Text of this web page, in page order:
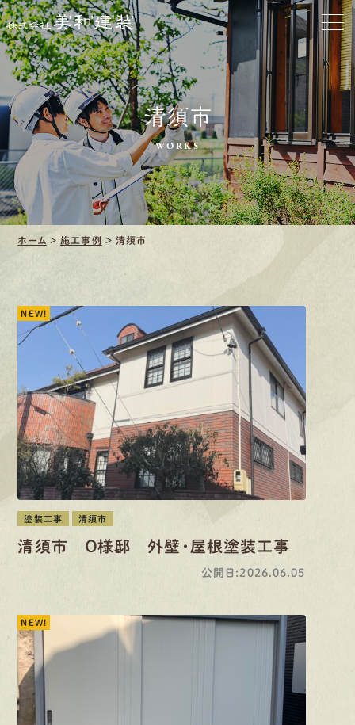
会社をきれいに
クリーニング
施工事例
口コミ・レビュー紹介
会社案内
募集要項
先輩インタビュー
エントリー
有 資格者が、無料建物 診 断いたします!!
0120-44-2605
定休日 日曜・祝日
Web お問い合わせ
お手軽相談
清須市
WORKS
ホーム >施工事例 >清須市
NEW!
塗装工事 清須市
清須市 Ｏ様邸 外壁・屋根塗装工事
公開日:2026.06.05
NEW!